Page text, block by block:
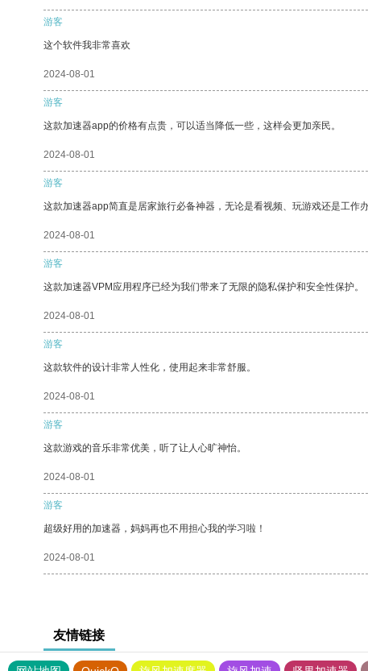
游客
这个软件我非常喜欢
2024-08-01
游客
这款加速器app的价格有点贵，可以适当降低一些，这样会更加亲民。
2024-08-01
游客
这款加速器app简直是居家旅行必备神器，无论是看视频、玩游戏还是工作
2024-08-01
游客
这款加速器VPM应用程序已经为我们带来了无限的隐私保护和安全性保护。
2024-08-01
游客
这款软件的设计非常人性化，使用起来非常舒服。
2024-08-01
游客
这款游戏的音乐非常优美，听了让人心旷神怡。
2024-08-01
游客
超级好用的加速器，妈妈再也不用担心我的学习啦！
2024-08-01
友情链接